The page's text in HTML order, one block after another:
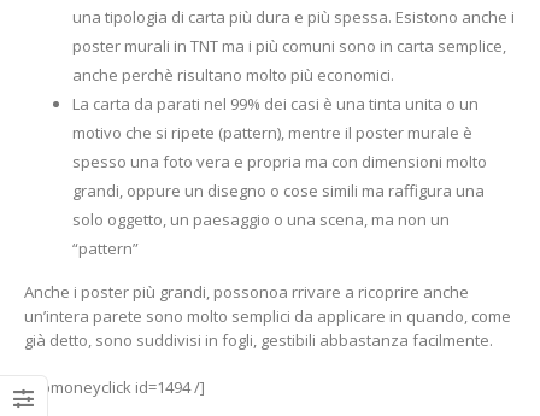
una tipologia di carta più dura e più spessa. Esistono anche i
poster murali in TNT ma i più comuni sono in carta semplice,
anche perchè risultano molto più economici.
La carta da parati nel 99% dei casi è una tinta unita o un
motivo che si ripete (pattern), mentre il poster murale è
spesso una foto vera e propria ma con dimensioni molto
grandi, oppure un disegno o cose simili ma raffigura una
solo oggetto, un paesaggio o una scena, ma non un
“pattern”
Anche i poster più grandi, possonoa rrivare a ricoprire anche
un’intera parete sono molto semplici da applicare in quando, come
già detto, sono suddivisi in fogli, gestibili abbastanza facilmente.
[wpmoneyclick id=1494 /]